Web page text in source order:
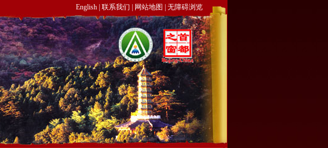
English 联系我们 网站地图 无障碍浏览